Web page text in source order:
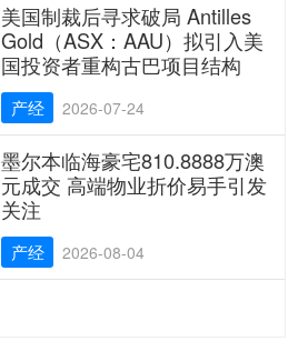
美国制裁后寻求破局 Antilles
Gold（ASX：AAU）拟引入美
国投资者重构古巴项目结构
产经 2026-07-24
墨尔本临海豪宅810.8888万澳
元成交 高端物业折价易手引发
关注
产经 2026-08-04